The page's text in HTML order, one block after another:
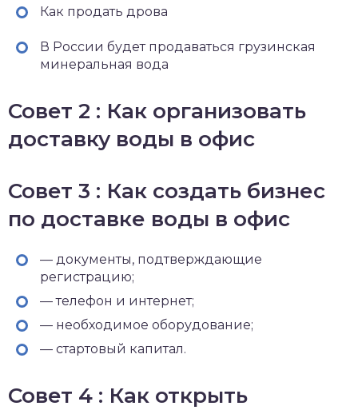
Как продать дрова
В России будет продаваться грузинская
минеральная вода
Совет 2 : Как организовать
доставку воды в офис
Совет 3 : Как создать бизнес
по доставке воды в офис
— документы, подтверждающие
регистрацию;
— телефон и интернет;
— необходимое оборудование;
— стартовый капитал.
Совет 4 : Как открыть